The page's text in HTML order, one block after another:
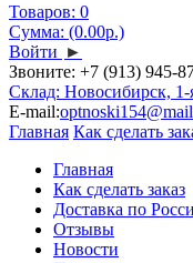
Товаров: 0
Сумма: (0.00р.)
Войти ►
Звоните: +7 (913) 945-
Склад: Новосибирск,
E-mail:
Главная Как сделать
Главная
Как сделать заказ
Доставка по
Отзывы
Новости